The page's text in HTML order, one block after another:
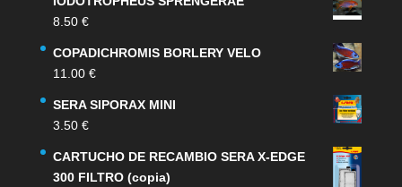
original
159.00 €.
actual
132.00 €.
8.50 €
COPADICHROMIS BORLERY VELO
11.00 €
SERA SIPORAX MINI
3.50 €
CARTUCHO DE RECAMBIO SERA X-EDGE
300 FILTRO (copia)